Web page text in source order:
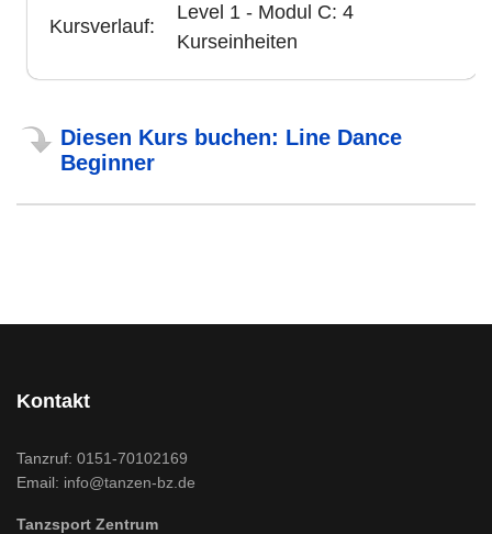
Kursverlauf:
Level 1 - Modul C: 4
Kurseinheiten
Diesen Kurs buchen: Line Dance
Beginner
Kontakt
Tanzruf: 0151-70102169
Email: info@tanzen-bz.de
Tanzsport Zentrum